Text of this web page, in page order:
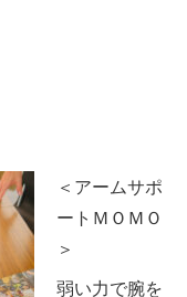
＜アームサポ
ートＭＯＭＯ
＞
弱い力で腕を